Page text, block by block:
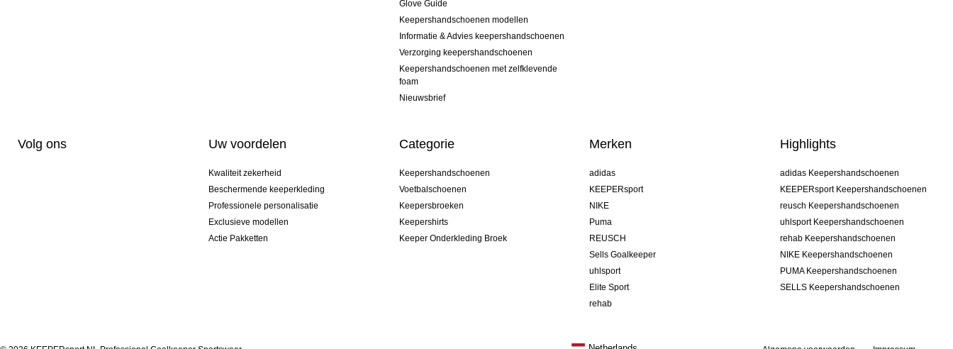
Glove Guide
Keepershandschoenen modellen
Informatie & Advies keepershandschoenen
Verzorging keepershandschoenen
Keepershandschoenen met zelfklevende
foam
Nieuwsbrief
Volg ons Uw voordelen
Kwaliteit zekerheid
Beschermende keeperkleding
Professionele personalisatie
Exclusieve modellen
Actie Pakketten
Categorie
Keepershandschoenen
Voetbalschoenen
Keepersbroeken
Keepershirts
Keeper Onderkleding Broek
Merken
adidas
KEEPERsport
NIKE
Puma
REUSCH
Sells Goalkeeper
uhlsport
Elite Sport
rehab
Highlights
adidas Keepershandschoenen
KEEPERsport Keepershandschoenen
reusch Keepershandschoenen
uhlsport Keepershandschoenen
rehab Keepershandschoenen
NIKE Keepershandschoenen
PUMA Keepershandschoenen
SELLS Keepershandschoenen